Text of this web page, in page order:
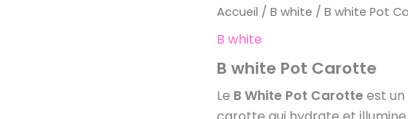
Accueil / B white / B white Pot
B white
B white Pot Carotte
Le B White Pot Carotteest
quantité
B
Pot
Carotte